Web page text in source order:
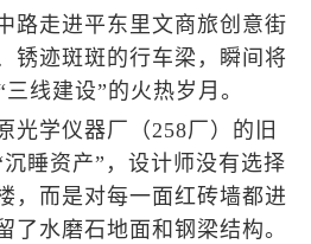
走进平东里文商旅创意街
锈迹斑斑的行车梁，瞬间将
线建设”的火热岁月。
学仪器厂（258厂）的旧
睡资产”，设计师没有选择
，而是对每一面红砖墙都进
了水磨石地面和钢梁结构。